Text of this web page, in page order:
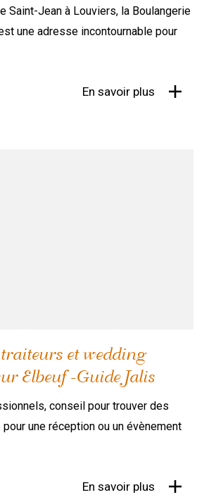
Saint-Jean à Louviers, la Boulangerie
une adresse incontournable pour
En savoir plus
et wedding
Elbeuf -Guide Jalis
conseil pour trouver des
une réception ou un évènement
En savoir plus